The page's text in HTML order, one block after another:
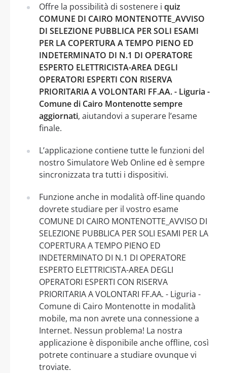
Offre la possibilità di sostenere i quiz
COMUNE DI CAIRO MONTENOTTE_AVVISO
DI SELEZIONE PUBBLICA PER SOLI ESAMI
PER LA COPERTURA A TEMPO PIENO ED
INDETERMINATO DI N.1 DI OPERATORE
ESPERTO ELETTRICISTA-AREA DEGLI
OPERATORI ESPERTI CON RISERVA
PRIORITARIA A VOLONTARI FF.AA. - Liguria -
Comune di Cairo Montenotte sempre
aggiornati, aiutandovi a superare l’esame
finale.
L’applicazione contiene tutte le funzioni del
nostro Simulatore Web Online ed è sempre
sincronizzata tra tutti i dispositivi.
Funzione anche in modalità off-line quando
dovrete studiare per il vostro esame
COMUNE DI CAIRO MONTENOTTE_AVVISO DI
SELEZIONE PUBBLICA PER SOLI ESAMI PER LA
COPERTURA A TEMPO PIENO ED
INDETERMINATO DI N.1 DI OPERATORE
ESPERTO ELETTRICISTA-AREA DEGLI
OPERATORI ESPERTI CON RISERVA
PRIORITARIA A VOLONTARI FF.AA. - Liguria -
Comune di Cairo Montenotte in modalità
mobile, ma non avrete una connessione a
Internet. Nessun problema! La nostra
applicazione è disponibile anche offline, così
potrete continuare a studiare ovunque vi
troviate.